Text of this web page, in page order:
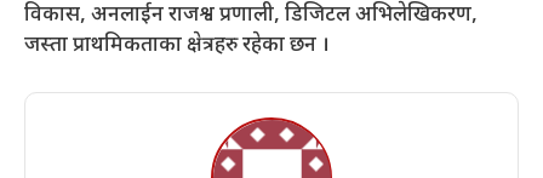
विकास, अनलाईन राजश्व प्रणाली, डिजिटल अभिलेखिकरण,
जस्ता प्राथमिकताका क्षेत्रहरु रहेका छन ।